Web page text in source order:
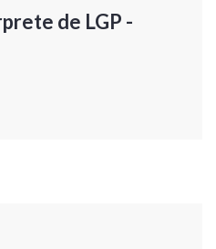
de LGP -